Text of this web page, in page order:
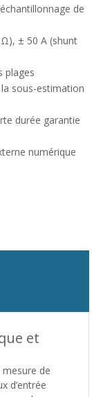
de
± 50 A (shunt
plages
sous-estimation
durée garantie
numérique
et
de
d’entrée